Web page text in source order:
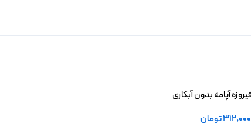
آپامه بدون آبکاری
312,000تومان